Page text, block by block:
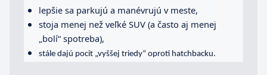
lepšie sa parkujú a manévrujú v meste,
stoja menej než veľké SUV (a často aj menej
„bolí“ spotreba),
stále dajú pocit „vyššej triedy“ oproti hatchbacku.